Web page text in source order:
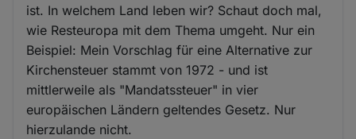
ist. In welchem Land leben wir? Schaut doch mal,
wie Resteuropa mit dem Thema umgeht. Nur ein
Beispiel: Mein Vorschlag für eine Alternative zur
Kirchensteuer stammt von 1972 - und ist
mittlerweile als "Mandatssteuer" in vier
europäischen Ländern geltendes Gesetz. Nur
hierzulande nicht.